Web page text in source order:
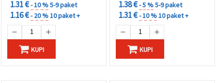
1.31 €- 10 %5-9 paket
1.16 €- 20 %10 paket +
KUPI
1.38 €- 5 %5-9 paket
1.31 €- 10 %10 paket +
KUPI